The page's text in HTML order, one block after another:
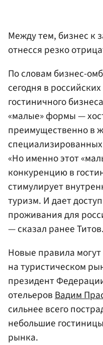
Между тем, бизнес к
отнесся резко
По словам бизнес-
сегодня в
гостиничного
«малые» формы —
преимущественно в
«Но именно этот
конкуренцию в
стимулирует
туризм. И дает
проживания для
— сказал ранее Титов.
Новые правила могут
на туристическом
президент
отельеровВадим
сильнее всего
небольшие
рынка.